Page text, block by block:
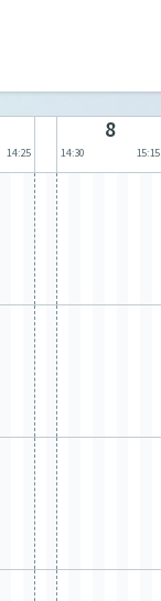
14:25
8
14:30 15:15